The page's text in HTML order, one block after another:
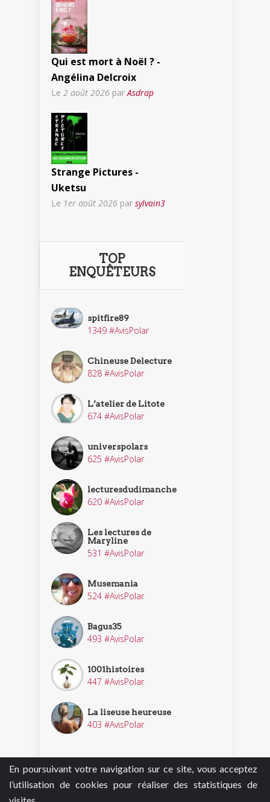
En poursuivant votre navigation sur ce site, vous acceptez
l’utilisation de cookies pour réaliser des statistiques de
Qui est mort à Noël ? -
Angélina Delcroix
Le 2 août 2026 par Asdrap
Strange Pictures -
Uketsu
Le 1er août 2026 par sylvain3
TOP
ENQUÊTEURS
spitfire89
1349 #AvisPolar
Chineuse Delecture
828 #AvisPolar
L’atelier de Litote
674 #AvisPolar
universpolars
625 #AvisPolar
lecturesdudimanche
620 #AvisPolar
Les lectures de
Maryline
531 #AvisPolar
Musemania
524 #AvisPolar
Bagus35
493 #AvisPolar
1001histoires
447 #AvisPolar
La liseuse heureuse
403 #AvisPolar
Découvrir nos enquêteurs